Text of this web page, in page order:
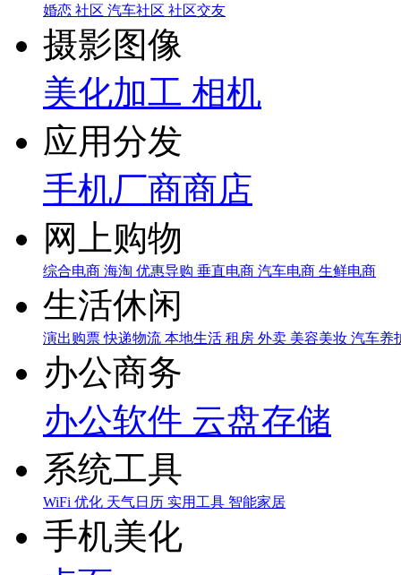
婚恋 社区 汽车社区 社区交友
摄影图像
美化加工 相机
应用分发
手机厂商商店
网上购物
综合电商 海淘 优惠导购 垂直电商 汽车电商 生鲜电商
生活休闲
演出购票 快递物流 本地生活 租房 外卖 美容美妆 汽车养
办公商务
办公软件 云盘存储
系统工具
WiFi 优化 天气日历 实用工具 智能家居
手机美化